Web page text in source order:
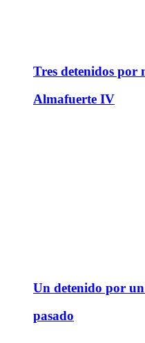
Tres detenidos por
Almafuerte IV
Un detenido por
pasado